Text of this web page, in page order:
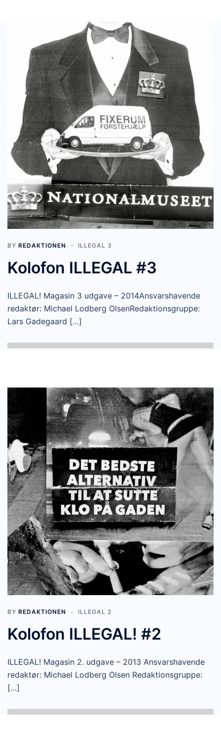
BY REDAKTIONEN ILLEGAL 3
Kolofon ILLEGAL #3
ILLEGAL! Magasin 3 udgave – 2014Ansvarshavende
redaktør: Michael Lodberg OlsenRedaktionsgruppe:
Lars Gadegaard […]
BY REDAKTIONEN ILLEGAL 2
Kolofon ILLEGAL! #2
ILLEGAL! Magasin 2. udgave – 2013 Ansvarshavende
redaktør: Michael Lodberg Olsen Redaktionsgruppe:
[…]